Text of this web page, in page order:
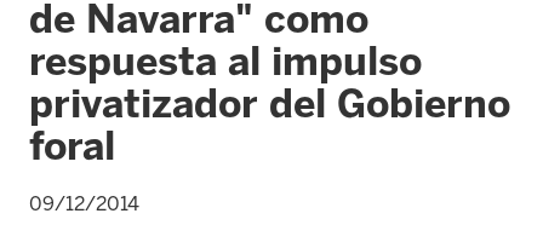
de Navarra" como
respuesta al impulso
privatizador del Gobierno
foral
09/12/2014